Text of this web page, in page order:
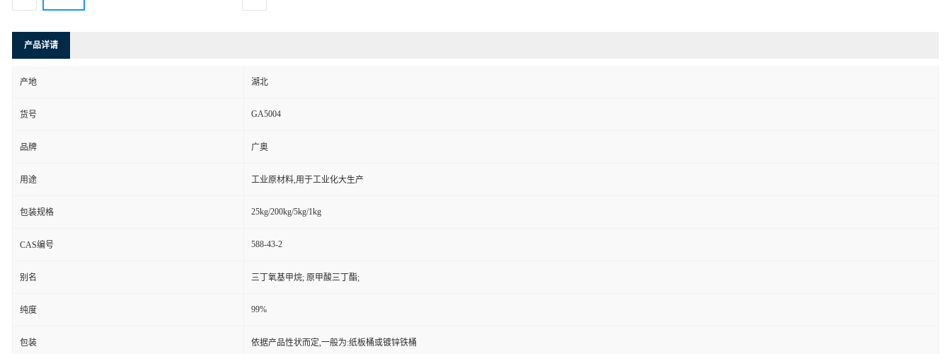
产品详请
产地 湖北
货号 GA5004
品牌 广奥
用途 工业原材料,用于工业化大生产
包装规格 25kg/200kg/5kg/1kg
CAS编号 588-43-2
别名 三丁氧基甲烷; 原甲酸三丁酯;
纯度 99%
包装 依据产品性状而定,一般为:纸板桶或镀锌铁桶